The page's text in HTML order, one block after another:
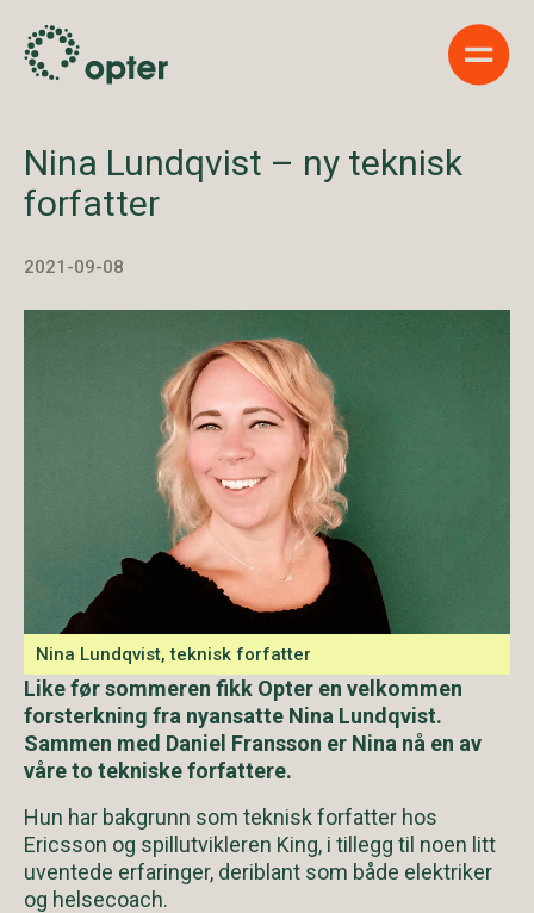
Show
Nina Lundqvist – ny teknisk
forfatter
2021-09-08
Nina Lundqvist, teknisk forfatter
Like før sommeren fikk Opter en velkommen
forsterkning fra nyansatte Nina Lundqvist.
Sammen med Daniel Fransson er Nina nå en av
våre to tekniske forfattere.
Hun har bakgrunn som teknisk forfatter hos
Ericsson og spillutvikleren King, i tillegg til noen litt
uventede erfaringer, deriblant som både elektriker
og helsecoach.